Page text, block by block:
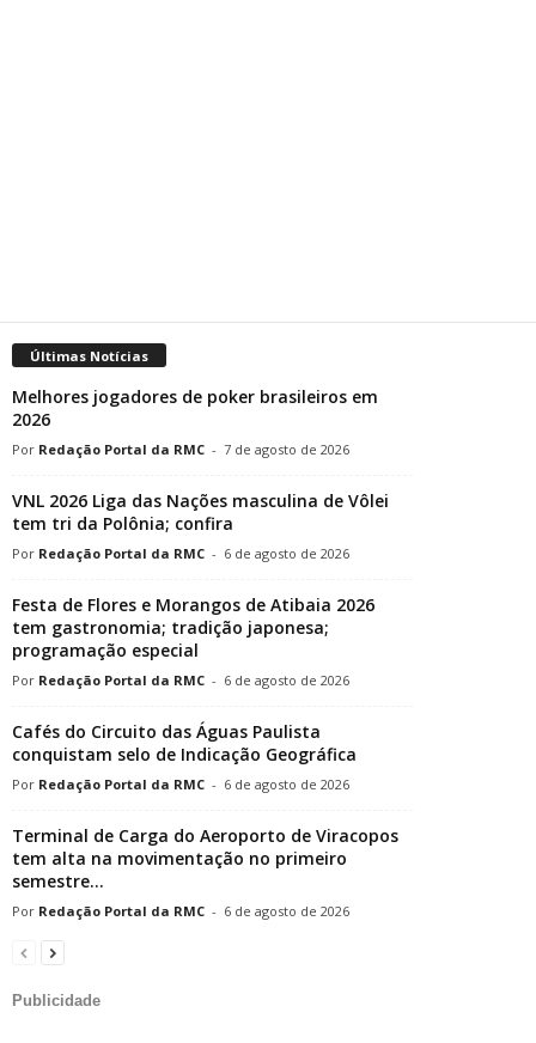
Últimas Notícias
Melhores jogadores de poker brasileiros em
2026
Redação Portal da RMC - 7 de agosto de 2026
VNL 2026 Liga das Nações masculina de Vôlei
tem tri da Polônia; confira
Redação Portal da RMC - 6 de agosto de 2026
Festa de Flores e Morangos de Atibaia 2026
tem gastronomia; tradição japonesa;
programação especial
Redação Portal da RMC - 6 de agosto de 2026
Cafés do Circuito das Águas Paulista
conquistam selo de Indicação Geográfica
Redação Portal da RMC - 6 de agosto de 2026
Terminal de Carga do Aeroporto de Viracopos
tem alta na movimentação no primeiro
semestre...
Redação Portal da RMC - 6 de agosto de 2026
Publicidade